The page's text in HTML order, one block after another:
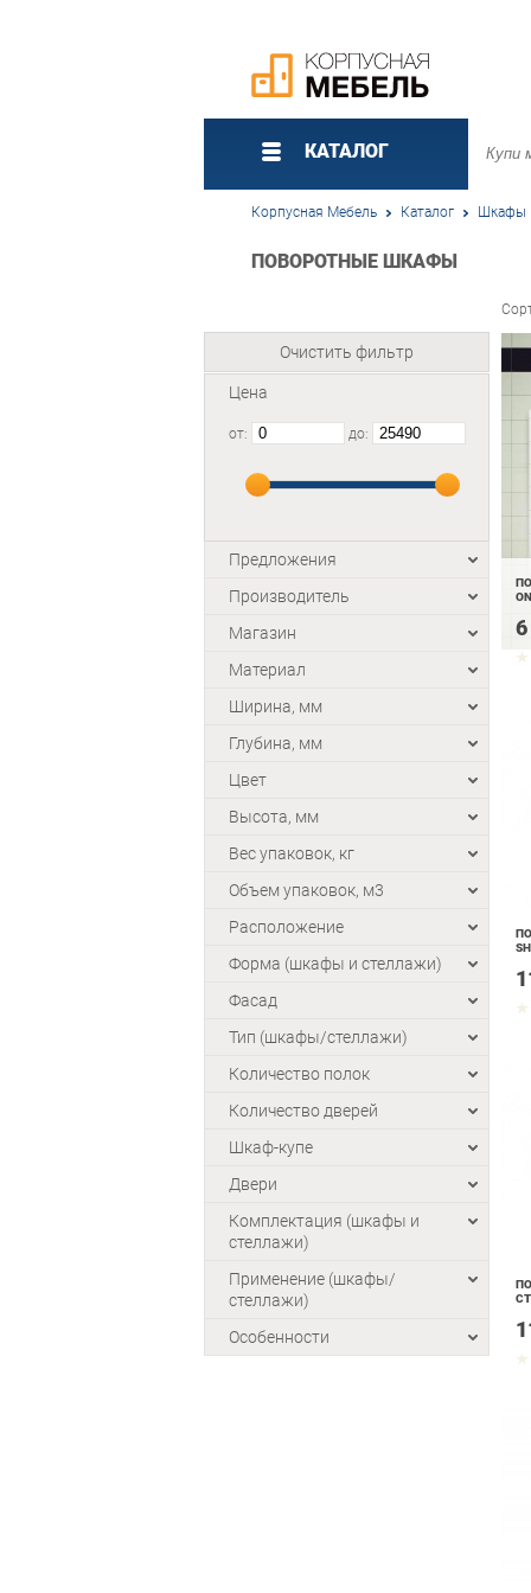
КАТАЛОГ
Корпусная Мебель Каталог Шкафы
ПОВОРОТНЫЕ ШКАФЫ
Очистить фильтр
Цена
от: до:
Предложения
Производитель
Магазин
Материал
Ширина, мм
Глубина, мм
Цвет
Высота, мм
Вес упаковок, кг
Объем упаковок, м3
Расположение
Форма (шкафы и стеллажи)
Фасад
Тип (шкафы/стеллажи)
Количество полок
Количество дверей
Шкаф-купе
Двери
Комплектация (шкафы и
стеллажи)
Применение (шкафы/
стеллажи)
Особенности